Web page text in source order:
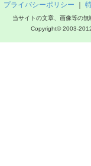
プライバシーポリシー
当サイトの文章、画像等の
Copyright© 2003-